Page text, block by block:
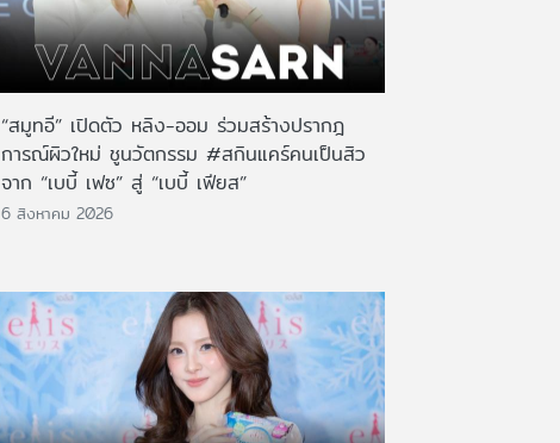
“สมูทอี” เปิดตัว หลิง-ออม ร่วมสร้างปรากฎ
การณ์ผิวใหม่ ชูนวัตกรรม #สกินแคร์คนเป็นสิว
จาก “เบบี้ เฟซ” สู่ “เบบี้ เฟียส”
6 สิงหาคม 2026